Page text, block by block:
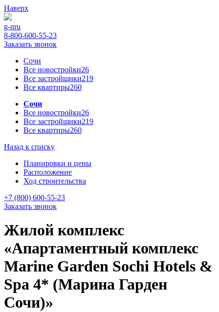
Наверх
g-nru
8-800-600-55-23
Заказать звонок
Сочи
Все новостройки26
Все застройщики219
Все квартиры260
Сочи
Все новостройки26
Все застройщики219
Все квартиры260
Назад к списку
Планировки и цены
Расположение
Ход строительства
+7 (800) 600-55-23
Заказать звонок
Жилой комплекс
«Апартаментный комплекс
Marine Garden Sochi Hotels &
Spa 4* (Марина Гарден
Сочи)»